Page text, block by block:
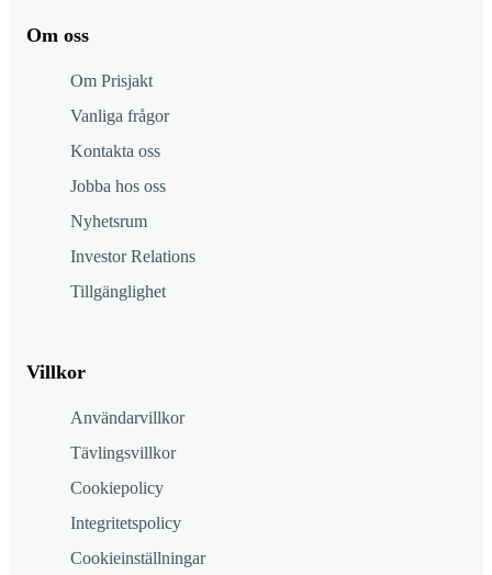
Om oss
Om Prisjakt
Vanliga frågor
Kontakta oss
Jobba hos oss
Nyhetsrum
Investor Relations
Tillgänglighet
Villkor
Användarvillkor
Tävlingsvillkor
Cookiepolicy
Integritetspolicy
Cookieinställningar